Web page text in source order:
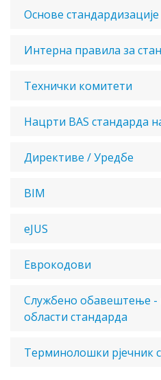
Основе стандардизације
Интерна правила за
Технички комитети
Нацрти BAS стандарда
Директиве / Уредбе
BIM
eJUS
Еврокодови
Службено обавештење -
области стандарда
Терминолошки рјечник